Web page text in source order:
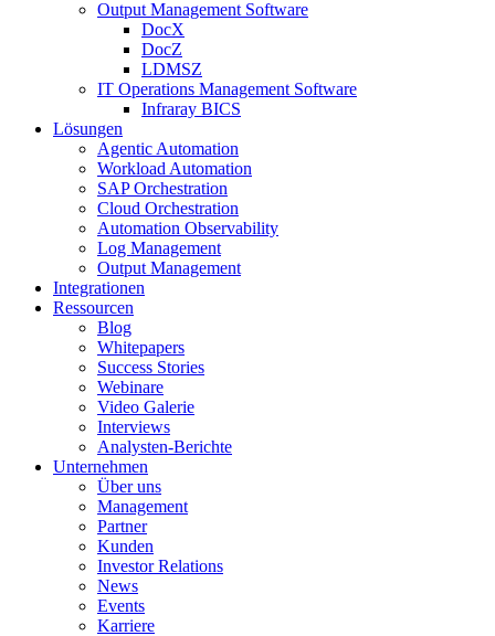
Output Management Software
DocX
DocZ
LDMSZ
IT Operations Management Software
Infraray BICS
Lösungen
Agentic Automation
Workload Automation
SAP Orchestration
Cloud Orchestration
Automation Observability
Log Management
Output Management
Integrationen
Ressourcen
Blog
Whitepapers
Success Stories
Webinare
Video Galerie
Interviews
Analysten-Berichte
Unternehmen
Über uns
Management
Partner
Kunden
Investor Relations
News
Events
Karriere